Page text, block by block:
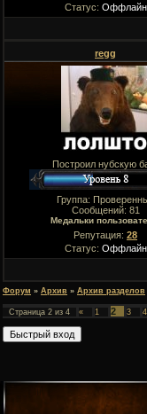
Статус: Оффлайн
regg
Построил нубскую
Группа:
Сообщений: 81
Медальки
Репутация: 28
Статус: Оффлайн
Форум » Архив » Архив разделов
Страница 2 из 4 « 1 2 3 4